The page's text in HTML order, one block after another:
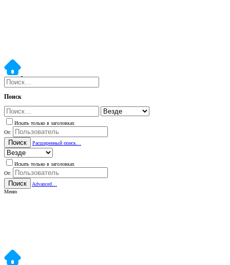
Поиск
Искать только в заголовках
От:
Поиск Расширенный поиск…
Искать только в заголовках
От:
Поиск
Advanced…
Меню